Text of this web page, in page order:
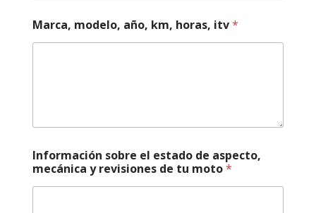
e
m
e
Marca, modelo, año, km, horas, itv*
Información sobre el estado de aspecto,
mecánica y revisiones de tu moto*